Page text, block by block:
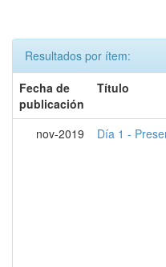
Resultados por ítem:
Fecha de
publicación
Título
nov-2019 Día 1 -